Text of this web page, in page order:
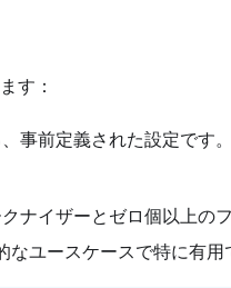
す：
事前定義された設定です
ナイザーとゼロ個以上の
ユースケースで特に有用